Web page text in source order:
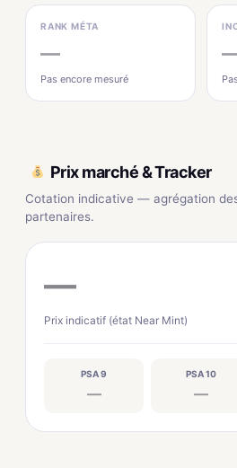
RANK MÉTA
—
Pas encore mesuré
Prix marché & Tracker
Cotation indicative — agrégation
partenaires.
—
Prix indicatif (état Near Mint)
PSA 9
—
PSA 10
—